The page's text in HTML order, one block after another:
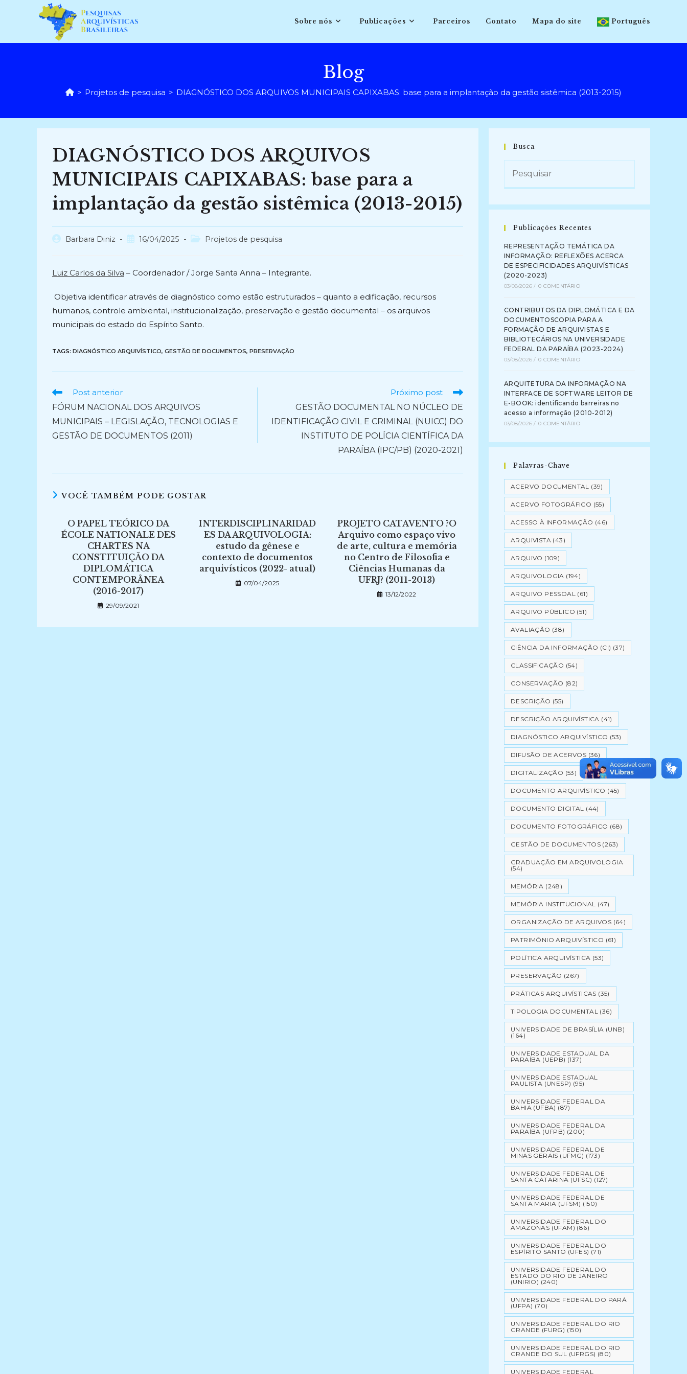
conteúdo
Sobre nós Publicações Parceiros Contato Mapa do site Português
Blog
> Projetos de pesquisa > DIAGNÓSTICO DOS ARQUIVOS MUNICIPAIS CAPIXABAS: base para a implantação da gestão sistêmica (2013-2015)
DIAGNÓSTICO DOS ARQUIVOS
MUNICIPAIS CAPIXABAS: base para a
implantação da gestão sistêmica (2013-2015)
AutorBarbara Diniz
Post16/04/2025
Categoria
Projetos de pesquisa
Luiz Carlos da Silva – Coordenador / Jorge Santa Anna – Integrante.
Objetiva identificar através de diagnóstico como estão estruturados – quanto a edificação, recursos
humanos, controle ambiental, institucionalização, preservação e gestão documental – os arquivos
municipais do estado do Espírito Santo.
TAGS: DIAGNÓSTICO ARQUIVÍSTICO, GESTÃO DE DOCUMENTOS, PRESERVAÇÃO
Ler
mais
artigos
Post anterior
FÓRUM NACIONAL DOS ARQUIVOS
MUNICIPAIS – LEGISLAÇÃO, TECNOLOGIAS E
GESTÃO DE DOCUMENTOS (2011)
Próximo post
GESTÃO DOCUMENTAL NO NÚCLEO DE
IDENTIFICAÇÃO CIVIL E CRIMINAL (NUICC) DO
INSTITUTO DE POLÍCIA CIENTÍFICA DA
PARAÍBA (IPC/PB) (2020-2021)
VOCÊ TAMBÉM PODE GOSTAR
O PAPEL TEÓRICO DA
ÉCOLE NATIONALE DES
CHARTES NA
CONSTITUIÇÃO DA
DIPLOMÁTICA
CONTEMPORÂNEA
(2016-2017)
29/09/2021
INTERDISCIPLINARIDAD
ES DA ARQUIVOLOGIA:
estudo da gênese e
contexto de documentos
arquivísticos (2022- atual)
07/04/2025
PROJETO CATAVENTO ?O
Arquivo como espaço vivo
de arte, cultura e memória
no Centro de Filosofia e
Ciências Humanas da
UFRJ? (2011-2013)
13/12/2022
Busca
Publicações Recentes
REPRESENTAÇÃO TEMÁTICA DA
INFORMAÇÃO: REFLEXÕES ACERCA
DE ESPECIFICIDADES ARQUIVÍSTICAS
(2020-2023)
03/08/2026 / 0 COMENTÁRIO
CONTRIBUTOS DA DIPLOMÁTICA E DA
DOCUMENTOSCOPIA PARA A
FORMAÇÃO DE ARQUIVISTAS E
BIBLIOTECÁRIOS NA UNIVERSIDADE
FEDERAL DA PARAÍBA (2023-2024)
03/08/2026 / 0 COMENTÁRIO
ARQUITETURA DA INFORMAÇÃO NA
INTERFACE DE SOFTWARE LEITOR DE
E-BOOK: identificando barreiras no
acesso a informação (2010-2012)
03/08/2026 / 0 COMENTÁRIO
Palavras-Chave
ACERVO DOCUMENTAL (39)
ACERVO FOTOGRÁFICO (55)
ACESSO À INFORMAÇÃO (46)
ARQUIVISTA (43)
ARQUIVO (109)
ARQUIVOLOGIA (194)
ARQUIVO PESSOAL (61)
ARQUIVO PÚBLICO (51)
AVALIAÇÃO (38)
CIÊNCIA DA INFORMAÇÃO (CI) (37)
CLASSIFICAÇÃO (54)
CONSERVAÇÃO (82)
DESCRIÇÃO (55)
DESCRIÇÃO ARQUIVÍSTICA (41)
DIAGNÓSTICO ARQUIVÍSTICO (53)
DIFUSÃO DE ACERVOS (36)
DIGITALIZAÇÃO (53)
DOCUMENTO ARQUIVÍSTICO (45)
DOCUMENTO DIGITAL (44)
DOCUMENTO FOTOGRÁFICO (68)
GESTÃO DE DOCUMENTOS (263)
GRADUAÇÃO EM ARQUIVOLOGIA
(54)
MEMÓRIA (248)
MEMÓRIA INSTITUCIONAL (47)
ORGANIZAÇÃO DE ARQUIVOS (64)
PATRIMÔNIO ARQUIVÍSTICO (61)
POLÍTICA ARQUIVÍSTICA (53)
PRESERVAÇÃO (267)
PRÁTICAS ARQUIVÍSTICAS (35)
TIPOLOGIA DOCUMENTAL (36)
UNIVERSIDADE DE BRASÍLIA (UNB)
(164)
UNIVERSIDADE ESTADUAL DA
PARAÍBA (UEPB) (137)
UNIVERSIDADE ESTADUAL
PAULISTA (UNESP) (95)
UNIVERSIDADE FEDERAL DA
BAHIA (UFBA) (87)
UNIVERSIDADE FEDERAL DA
PARAÍBA (UFPB) (200)
UNIVERSIDADE FEDERAL DE
MINAS GERAIS (UFMG) (173)
UNIVERSIDADE FEDERAL DE
SANTA CATARINA (UFSC) (127)
UNIVERSIDADE FEDERAL DE
SANTA MARIA (UFSM) (150)
UNIVERSIDADE FEDERAL DO
AMAZONAS (UFAM) (86)
UNIVERSIDADE FEDERAL DO
ESPÍRITO SANTO (UFES) (71)
UNIVERSIDADE FEDERAL DO
ESTADO DO RIO DE JANEIRO
(UNIRIO) (240)
UNIVERSIDADE FEDERAL DO PARÁ
(UFPA) (70)
UNIVERSIDADE FEDERAL DO RIO
GRANDE (FURG) (150)
UNIVERSIDADE FEDERAL DO RIO
GRANDE DO SUL (UFRGS) (80)
UNIVERSIDADE FEDERAL